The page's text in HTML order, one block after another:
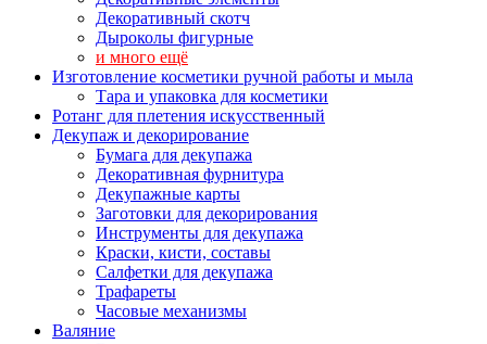
Декоративный скотч
Дыроколы фигурные
и много ещё
Изготовление косметики ручной работы и мыла
Тара и упаковка для косметики
Ротанг для плетения искусственный
Декупаж и декорирование
Бумага для декупажа
Декоративная фурнитура
Декупажные карты
Заготовки для декорирования
Инструменты для декупажа
Краски, кисти, составы
Салфетки для декупажа
Трафареты
Часовые механизмы
Валяние